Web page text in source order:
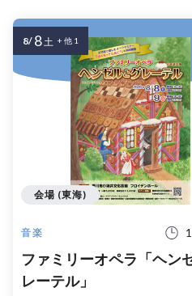
音楽
ファミリーオペラ「ヘン
レーテル」
会場 (東海)
8/ 8土 + 他 1